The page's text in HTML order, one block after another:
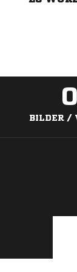
0
BILDER /